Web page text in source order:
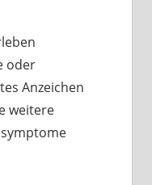
oder
Anzeichen
weitere